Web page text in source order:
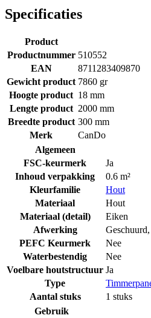
Specificaties
Product
Productnummer 510552
EAN
8711283409870
Gewicht product 7860 gr
Hoogte product 18 mm
Lengte product 2000 mm
Breedte product 300 mm
Merk
CanDo
Algemeen
FSC-keurmerk
Ja
Inhoud verpakking
0.6 m²
Kleurfamilie
Hout
Materiaal
Hout
Materiaal (detail)
Eiken
Afwerking
Geschuurd,
PEFC Keurmerk
Nee
Waterbestendig
Nee
Voelbare houtstructuur Ja
Type
Aantal stuks
1 stuks
Gebruik